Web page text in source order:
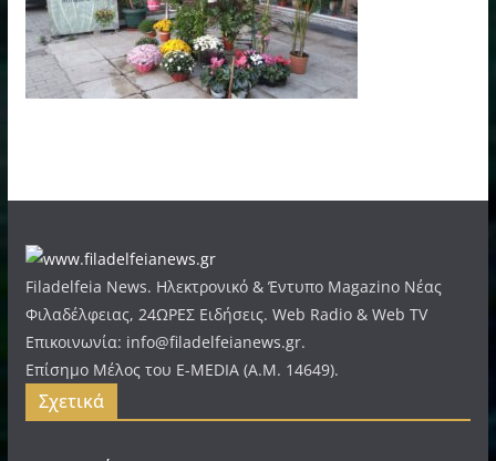
Filadelfeia News. Ηλεκτρονικό & Έντυπο Magazino Νέας
Φιλαδέλφειας, 24ΩΡΕΣ Ειδήσεις. Web Radio & Web TV
Επικοινωνία: info@filadelfeianews.gr.
Επίσημο Μέλος του E-MEDIA (A.M. 14649).
Σχετικά